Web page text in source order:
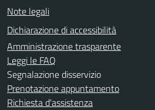
Note legali
Dichiarazione di accessibilità
Amministrazione trasparente
Leggi le FAQ
Segnalazione disservizio
Prenotazione appuntamento
Richiesta d'assistenza